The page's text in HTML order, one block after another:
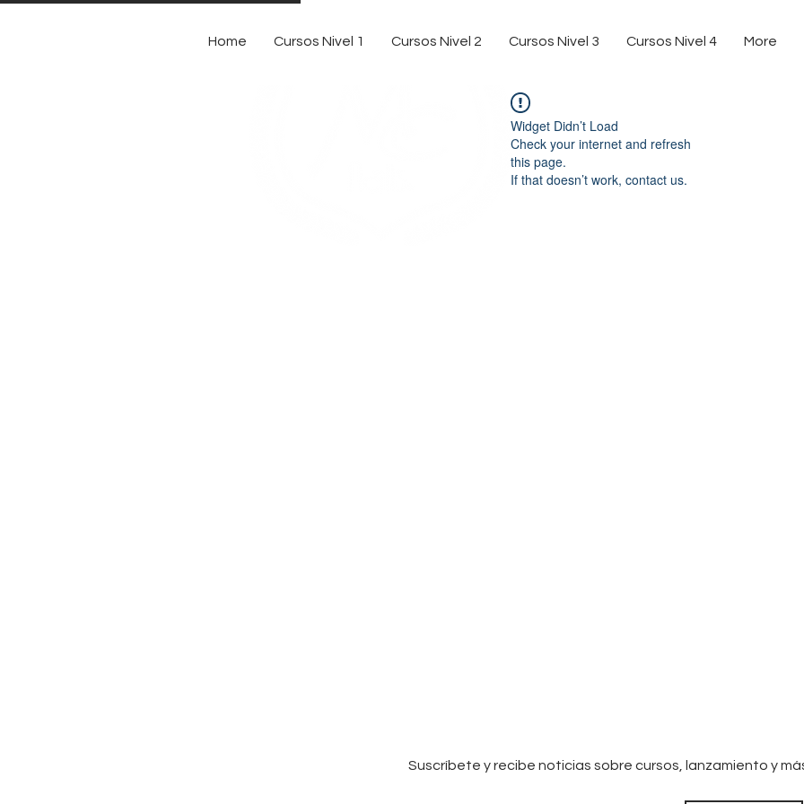
Home Cursos Nivel 1 Cursos Nivel 2 Cursos Nivel 3 Cursos Nivel 4 More
Widget Didn’t Load
Check your internet and refresh
this page.
If that doesn’t work, contact us.
Suscríbete y recibe noticias sobre cursos, lanzamiento y